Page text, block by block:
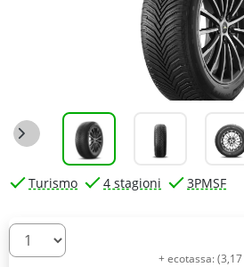
Turismo 4 stagioni 3PMSF
Quantità
+ ecotassa: (3,17